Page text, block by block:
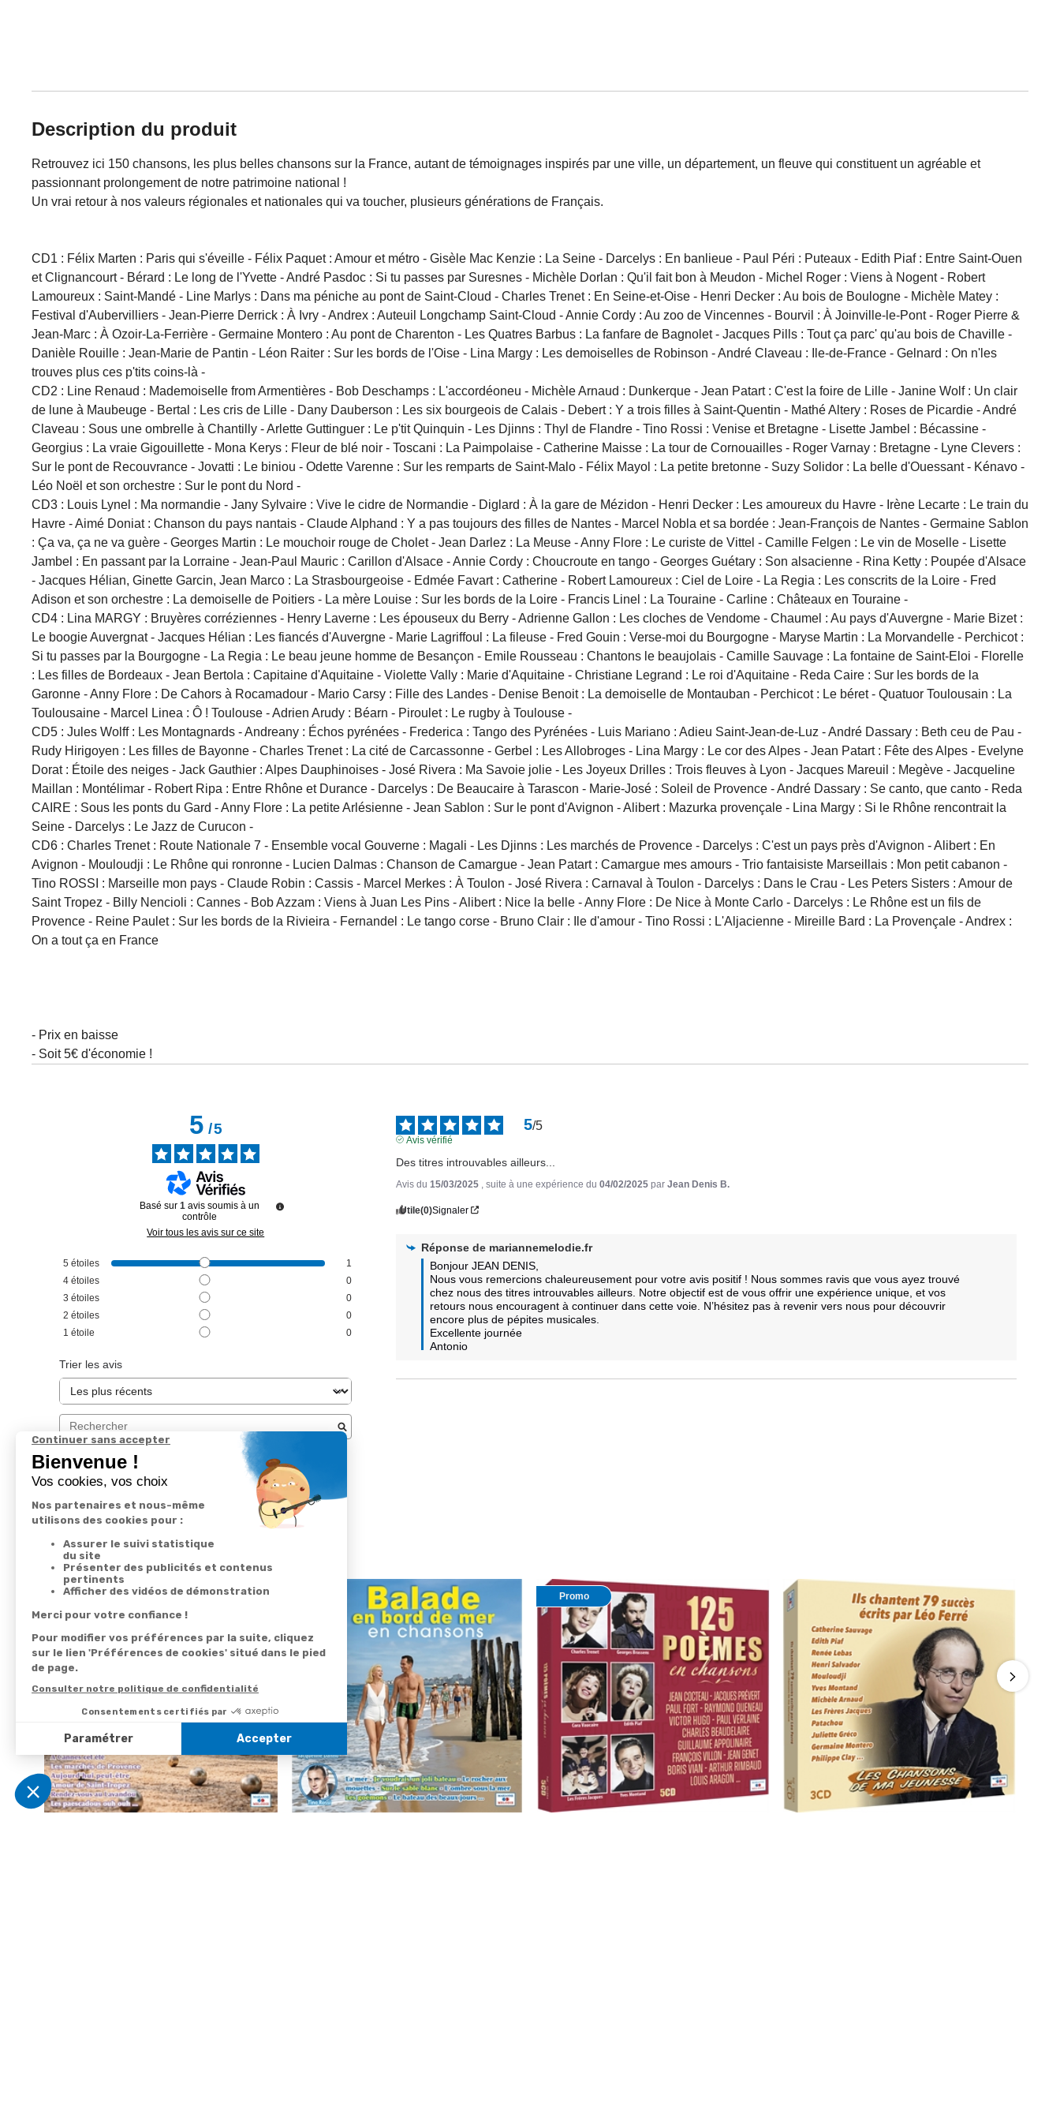
Description du produit
Retrouvez ici 150 chansons, les plus belles chansons sur la France, autant de témoignages inspirés par une ville, un département, un fleuve qui constituent un agréable et
passionnant prolongement de notre patrimoine national !
Un vrai retour à nos valeurs régionales et nationales qui va toucher, plusieurs générations de Français.
CD1 : Félix Marten : Paris qui s'éveille - Félix Paquet : Amour et métro - Gisèle Mac Kenzie : La Seine - Darcelys : En banlieue - Paul Péri : Puteaux - Edith Piaf : Entre Saint-Ouen
et Clignancourt - Bérard : Le long de l'Yvette - André Pasdoc : Si tu passes par Suresnes - Michèle Dorlan : Qu'il fait bon à Meudon - Michel Roger : Viens à Nogent - Robert
Lamoureux : Saint-Mandé - Line Marlys : Dans ma péniche au pont de Saint-Cloud - Charles Trenet : En Seine-et-Oise - Henri Decker : Au bois de Boulogne - Michèle Matey :
Festival d'Aubervilliers - Jean-Pierre Derrick : À Ivry - Andrex : Auteuil Longchamp Saint-Cloud - Annie Cordy : Au zoo de Vincennes - Bourvil : À Joinville-le-Pont - Roger Pierre &
Jean-Marc : À Ozoir-La-Ferrière - Germaine Montero : Au pont de Charenton - Les Quatres Barbus : La fanfare de Bagnolet - Jacques Pills : Tout ça parc' qu'au bois de Chaville -
Danièle Rouille : Jean-Marie de Pantin - Léon Raiter : Sur les bords de l'Oise - Lina Margy : Les demoiselles de Robinson - André Claveau : Ile-de-France - Gelnard : On n'les
trouves plus ces p'tits coins-là -
CD2 : Line Renaud : Mademoiselle from Armentières - Bob Deschamps : L'accordéoneu - Michèle Arnaud : Dunkerque - Jean Patart : C'est la foire de Lille - Janine Wolf : Un clair
de lune à Maubeuge - Bertal : Les cris de Lille - Dany Dauberson : Les six bourgeois de Calais - Debert : Y a trois filles à Saint-Quentin - Mathé Altery : Roses de Picardie - André
Claveau : Sous une ombrelle à Chantilly - Arlette Guttinguer : Le p'tit Quinquin - Les Djinns : Thyl de Flandre - Tino Rossi : Venise et Bretagne - Lisette Jambel : Bécassine -
Georgius : La vraie Gigouillette - Mona Kerys : Fleur de blé noir - Toscani : La Paimpolaise - Catherine Maisse : La tour de Cornouailles - Roger Varnay : Bretagne - Lyne Clevers :
Sur le pont de Recouvrance - Jovatti : Le biniou - Odette Varenne : Sur les remparts de Saint-Malo - Félix Mayol : La petite bretonne - Suzy Solidor : La belle d'Ouessant - Kénavo -
Léo Noël et son orchestre : Sur le pont du Nord -
CD3 : Louis Lynel : Ma normandie - Jany Sylvaire : Vive le cidre de Normandie - Diglard : À la gare de Mézidon - Henri Decker : Les amoureux du Havre - Irène Lecarte : Le train du
Havre - Aimé Doniat : Chanson du pays nantais - Claude Alphand : Y a pas toujours des filles de Nantes - Marcel Nobla et sa bordée : Jean-François de Nantes - Germaine Sablon
: Ça va, ça ne va guère - Georges Martin : Le mouchoir rouge de Cholet - Jean Darlez : La Meuse - Anny Flore : Le curiste de Vittel - Camille Felgen : Le vin de Moselle - Lisette
Jambel : En passant par la Lorraine - Jean-Paul Mauric : Carillon d'Alsace - Annie Cordy : Choucroute en tango - Georges Guétary : Son alsacienne - Rina Ketty : Poupée d'Alsace
- Jacques Hélian, Ginette Garcin, Jean Marco : La Strasbourgeoise - Edmée Favart : Catherine - Robert Lamoureux : Ciel de Loire - La Regia : Les conscrits de la Loire - Fred
Adison et son orchestre : La demoiselle de Poitiers - La mère Louise : Sur les bords de la Loire - Francis Linel : La Touraine - Carline : Châteaux en Touraine -
CD4 : Lina MARGY : Bruyères corréziennes - Henry Laverne : Les épouseux du Berry - Adrienne Gallon : Les cloches de Vendome - Chaumel : Au pays d'Auvergne - Marie Bizet :
Le boogie Auvergnat - Jacques Hélian : Les fiancés d'Auvergne - Marie Lagriffoul : La fileuse - Fred Gouin : Verse-moi du Bourgogne - Maryse Martin : La Morvandelle - Perchicot :
Si tu passes par la Bourgogne - La Regia : Le beau jeune homme de Besançon - Emile Rousseau : Chantons le beaujolais - Camille Sauvage : La fontaine de Saint-Eloi - Florelle
: Les filles de Bordeaux - Jean Bertola : Capitaine d'Aquitaine - Violette Vally : Marie d'Aquitaine - Christiane Legrand : Le roi d'Aquitaine - Reda Caire : Sur les bords de la
Garonne - Anny Flore : De Cahors à Rocamadour - Mario Carsy : Fille des Landes - Denise Benoit : La demoiselle de Montauban - Perchicot : Le béret - Quatuor Toulousain : La
Toulousaine - Marcel Linea : Ô ! Toulouse - Adrien Arudy : Béarn - Piroulet : Le rugby à Toulouse -
CD5 : Jules Wolff : Les Montagnards - Andreany : Échos pyrénées - Frederica : Tango des Pyrénées - Luis Mariano : Adieu Saint-Jean-de-Luz - André Dassary : Beth ceu de Pau -
Rudy Hirigoyen : Les filles de Bayonne - Charles Trenet : La cité de Carcassonne - Gerbel : Les Allobroges - Lina Margy : Le cor des Alpes - Jean Patart : Fête des Alpes - Evelyne
Dorat : Étoile des neiges - Jack Gauthier : Alpes Dauphinoises - José Rivera : Ma Savoie jolie - Les Joyeux Drilles : Trois fleuves à Lyon - Jacques Mareuil : Megève - Jacqueline
Maillan : Montélimar - Robert Ripa : Entre Rhône et Durance - Darcelys : De Beaucaire à Tarascon - Marie-José : Soleil de Provence - André Dassary : Se canto, que canto - Reda
CAIRE : Sous les ponts du Gard - Anny Flore : La petite Arlésienne - Jean Sablon : Sur le pont d'Avignon - Alibert : Mazurka provençale - Lina Margy : Si le Rhône rencontrait la
Seine - Darcelys : Le Jazz de Curucon -
CD6 : Charles Trenet : Route Nationale 7 - Ensemble vocal Gouverne : Magali - Les Djinns : Les marchés de Provence - Darcelys : C'est un pays près d'Avignon - Alibert : En
Avignon - Mouloudji : Le Rhône qui ronronne - Lucien Dalmas : Chanson de Camargue - Jean Patart : Camargue mes amours - Trio fantaisiste Marseillais : Mon petit cabanon -
Tino ROSSI : Marseille mon pays - Claude Robin : Cassis - Marcel Merkes : À Toulon - José Rivera : Carnaval à Toulon - Darcelys : Dans le Crau - Les Peters Sisters : Amour de
Saint Tropez - Billy Nencioli : Cannes - Bob Azzam : Viens à Juan Les Pins - Alibert : Nice la belle - Anny Flore : De Nice à Monte Carlo - Darcelys : Le Rhône est un fils de
Provence - Reine Paulet : Sur les bords de la Rivieira - Fernandel : Le tango corse - Bruno Clair : Ile d'amour - Tino Rossi : L'Aljacienne - Mireille Bard : La Provençale - Andrex :
On a tout ça en France
- Prix en baisse
- Soit 5€ d'économie !
5/5
Basé sur 1 avis soumis à un
contrôle
Voir tous les avis sur ce site
5 étoiles
1
4 étoiles
0
3 étoiles
0
2 étoiles
0
1 étoile 0
Trier les avis
5/5
Avis vérifié
Des titres introuvables ailleurs...
Avis du 15/03/2025 , suite à une expérience du04/02/2025 parJean Denis B.
Utile(0)Signaler
Réponse de mariannemelodie.fr
Bonjour JEAN DENIS,
Nous vous remercions chaleureusement pour votre avis positif ! Nous sommes ravis que vous ayez trouvé
chez nous des titres introuvables ailleurs. Notre objectif est de vous offrir une expérience unique, et vos
retours nous encouragent à continuer dans cette voie. N’hésitez pas à revenir vers nous pour découvrir
encore plus de pépites musicales.
Excellente journée
Antonio
Nous vous recommandons
Promo